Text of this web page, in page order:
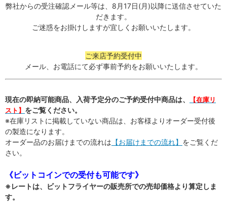
弊社からの受注確認メール等は、8月17日(月)以降に送信させていた
だきます。
ご迷惑をお掛けしますが宜しくお願いいたします。
ご来店予約受付中
メール、お電話にて必ず事前予約をお願いいたします。
現在の即納可能商品、入荷予定分のご予約受付中商品は、
【在庫リ
スト】 をご覧ください。
※在庫リストに掲載していない商品は、お客様よりオーダー受付後
の製造になります。
オーダー品のお届けまでの流れは 【お届けまでの流れ】 をご覧くだ
さい。
《ビットコインでの受付も可能です》
※レートは、ビットフライヤーの販売所での売却価格より算定しま
す。